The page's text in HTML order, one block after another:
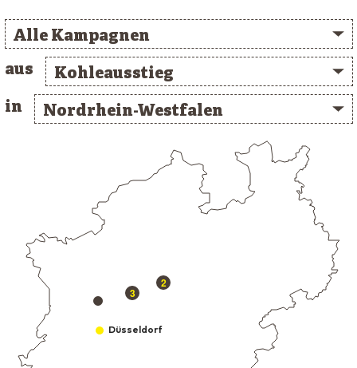
2
3
Düsseldorf
Alle Kampagnen
aus
Kohleausstieg
in
Nordrhein-Westfalen